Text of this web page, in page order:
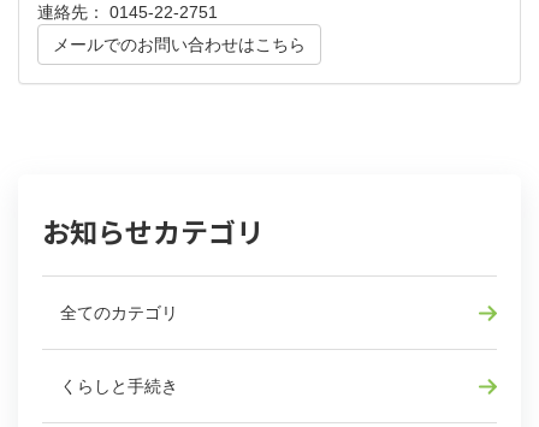
連絡先： 0145-22-2751
メールでのお問い合わせはこちら
お知らせカテゴリ
全てのカテゴリ
くらしと手続き